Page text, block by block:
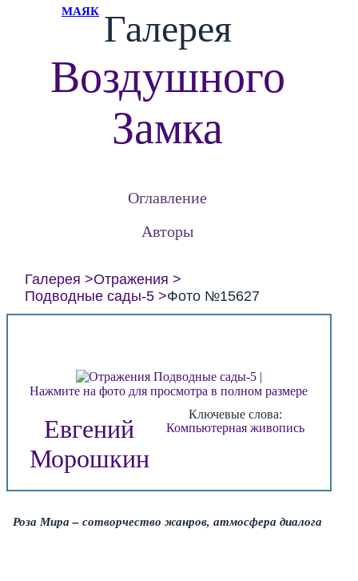
МАЯК Галерея
Воздушного
Замка
Оглавление
Авторы
Галерея
Отражения
Подводные сады-5
Фото №15627
Нажмите на фото для просмотра в полном размере
Евгений
Морошкин
Ключевые слова:
Компьютерная живопись
Роза Мира – сотворчество жанров, атмосфера диалога